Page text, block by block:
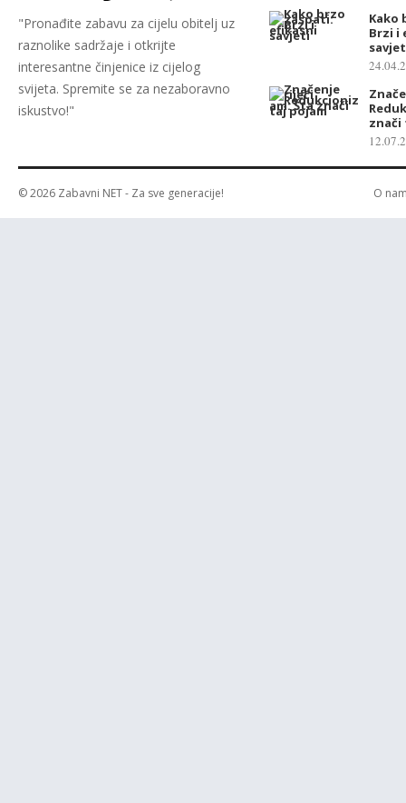
"Pronađite zabavu za cijelu obitelj uz
raznolike sadržaje i otkrijte
interesantne činjenice iz cijelog
svijeta. Spremite se za nezaboravno
iskustvo!"
Kako
Brzi i
znači
© 2026 Zabavni NET- Za sve generacije! O